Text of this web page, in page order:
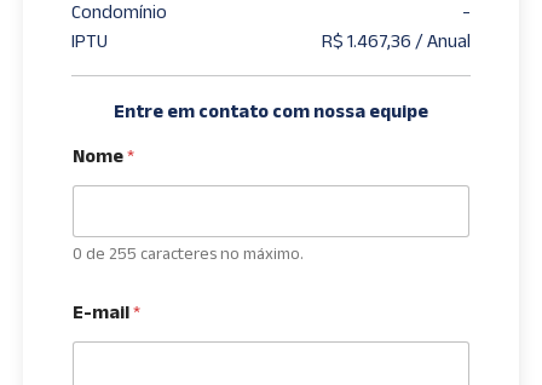
Condomínio
-
IPTU
R$ 1.467,36 / Anual
Entre em contato com nossa equipe
Nome*
0 de 255 caracteres no máximo.
E-mail*